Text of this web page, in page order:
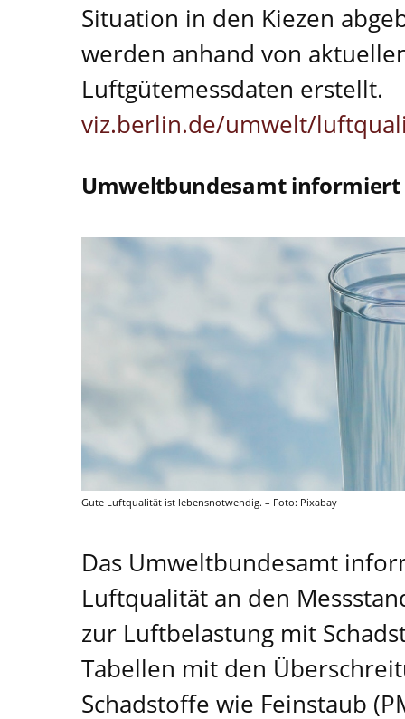
Situation in den Kiezen
werden anhand von
Luftgütemessdaten erstellt.
viz.berlin.de/umwelt/
Umweltbundesamt
Gute Luftqualität ist lebensnotwendig. – Foto: Pixabay
Das Umweltbundesamt
Luftqualität an den
zur Luftbelastung mit
Tabellen mit den
Schadstoffe wie Feinstaub